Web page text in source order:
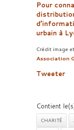
Pour
urbain à
Crédit image
Association
Tweeter
Contient
CHARITÉ